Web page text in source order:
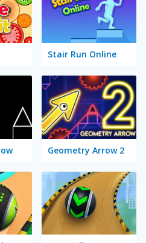
Stair Run Online
Geometry Arrow 2